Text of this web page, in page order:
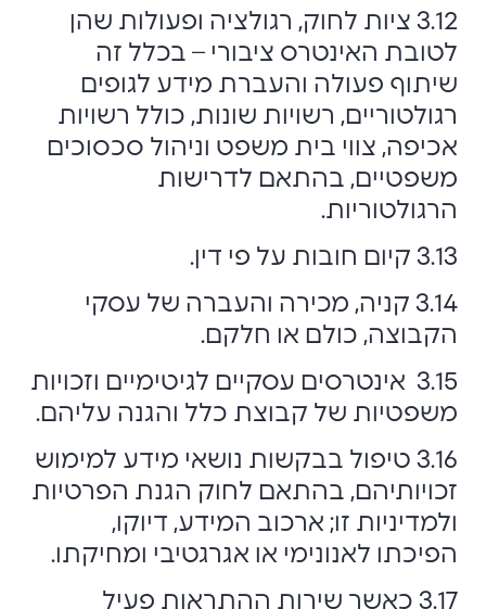
3.12 ציות לחוק, רגולציה ופעולות שהן
לטובת האינטרס ציבורי – בכלל זה
שיתוף פעולה והעברת מידע לגופים
רגולטוריים, רשויות שונות, כולל רשויות
אכיפה, צווי בית משפט וניהול סכסוכים
משפטיים, בהתאם לדרישות
הרגולטוריות.
3.13 קיום חובות על פי דין.
3.14 קניה, מכירה והעברה של עסקי
הקבוצה, כולם או חלקם.
3.15 אינטרסים עסקיים לגיטימיים וזכויות
משפטיות של קבוצת כלל והגנה עליהם.
3.16 טיפול בבקשות נושאי מידע למימוש
זכויותיהם, בהתאם לחוק הגנת הפרטיות
ולמדיניות זו; ארכוב המידע, דיוקו,
הפיכתו לאנונימי או אגרגטיבי ומחיקתו.
3.17 כאשר שירות ההתראות פעיל